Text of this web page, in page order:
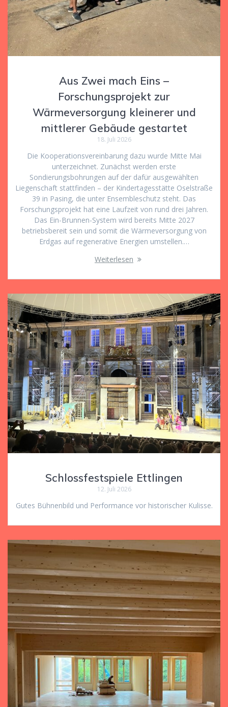
Aus Zwei mach Eins –
Forschungsprojekt zur
Wärmeversorgung kleinerer und
mittlerer Gebäude gestartet
18. Juli 2026
Die Kooperationsvereinbarung dazu wurde Mitte Mai
unterzeichnet. Zunächst werden erste
Sondierungsbohrungen auf der dafür ausgewählten
Liegenschaft stattfinden – der Kindertagesstätte Oselstraße
39 in Pasing, die unter Ensembleschutz steht. Das
Forschungsprojekt hat eine Laufzeit von rund drei Jahren.
Das Ein-Brunnen-System wird bereits Mitte 2027
betriebsbereit sein und somit die Wärmeversorgung von
Erdgas auf regenerative Energien umstellen.…
Weiterlesen
Schlossfestspiele Ettlingen
12. Juli 2026
Gutes Bühnenbild und Performance vor historischer Kulisse.